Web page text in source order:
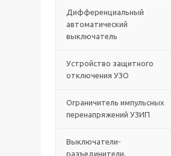
Дифференциальный
автоматический
выключатель
Устройство защитного
отключения УЗО
Ограничитель импульсных
перенапряжений УЗИП
Выключатели-
разъединители,